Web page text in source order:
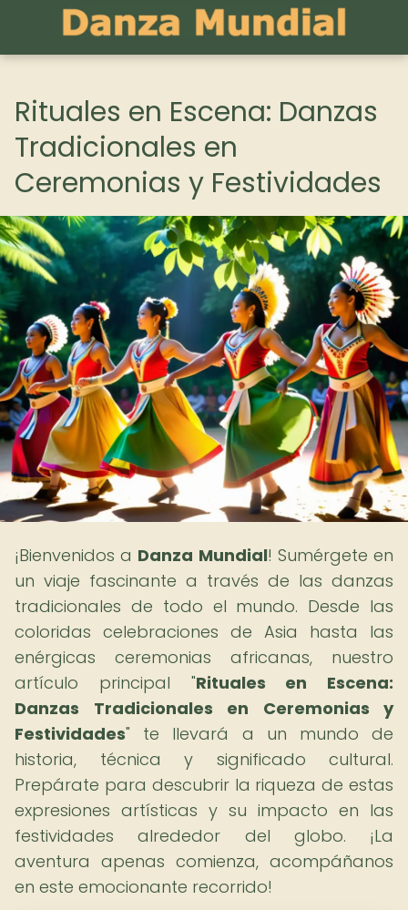
Rituales en Escena: Danzas
Tradicionales en
Ceremonias y Festividades
¡Bienvenidos a Danza Mundial! Sumérgete en
un viaje fascinante a través de las danzas
tradicionales de todo el mundo. Desde las
coloridas celebraciones de Asia hasta las
enérgicas ceremonias africanas, nuestro
artículo principal "Rituales en Escena:
Danzas Tradicionales en Ceremonias y
Festividades" te llevará a un mundo de
historia, técnica y significado cultural.
Prepárate para descubrir la riqueza de estas
expresiones artísticas y su impacto en las
festividades alrededor del globo. ¡La
aventura apenas comienza, acompáñanos
en este emocionante recorrido!